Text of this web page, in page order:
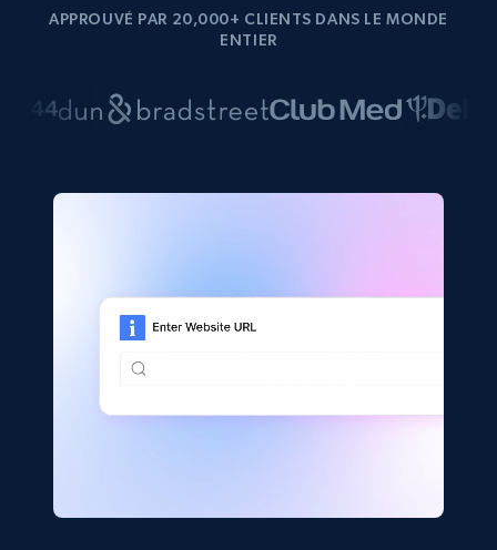
APPROUVÉ PAR 20,000+ CLIENTS DANS LE MONDE
ENTIER